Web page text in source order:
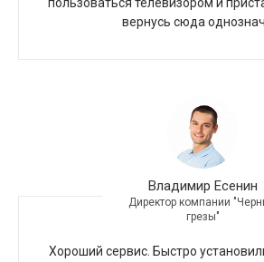
вернусь сюда
Владимир Есенин
Директор компании
грезы"
Хороший сервис. Быстро